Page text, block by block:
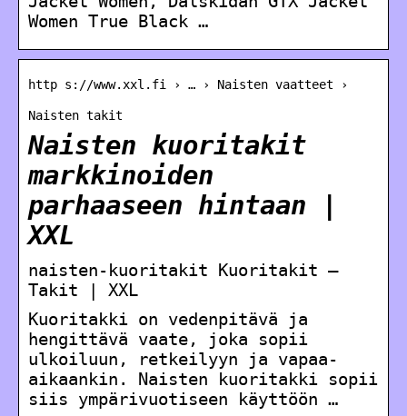
Women True Black …
http s://www.xxl.fi › … › Naisten vaatteet ›
Naisten takit
Naisten kuoritakit
markkinoiden
parhaaseen hintaan |
XXL
naisten-kuoritakit Kuoritakit –
Takit | XXL
Kuoritakki on vedenpitävä ja
hengittävä vaate, joka sopii
ulkoiluun, retkeilyyn ja vapaa-
aikaankin. Naisten kuoritakki sopii
siis ympärivuotiseen käyttöön …